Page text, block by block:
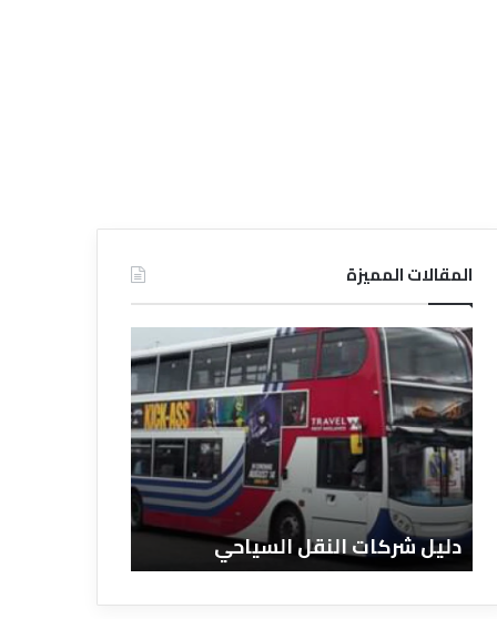
المقالات المميزة
د
ل
ي
ل
ش
ر
ا
ت
ل
دليل شركات النقل السياحي